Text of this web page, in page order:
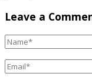
Leave a